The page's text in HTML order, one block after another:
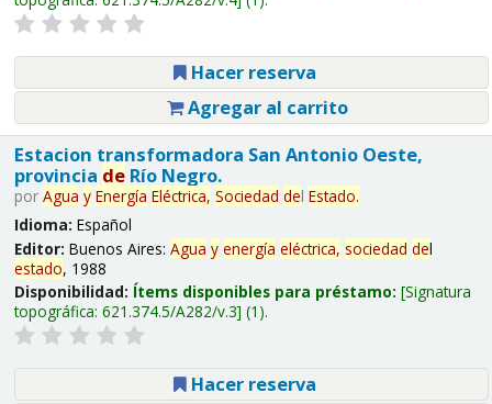
Hacer reserva
Agregar al carrito
Estacion transformadora San Antonio Oeste,
provincia deRío Negro.
por Agua y Energía Eléctrica, Sociedad del Estado.
Idioma: Español
Editor: Buenos Aires: Agua y energía eléctrica, sociedad del
estado, 1988
Disponibilidad: Ítems disponibles para préstamo: Signatura
topográfica: 621.374.5/A282/v.3 (1).
Hacer reserva